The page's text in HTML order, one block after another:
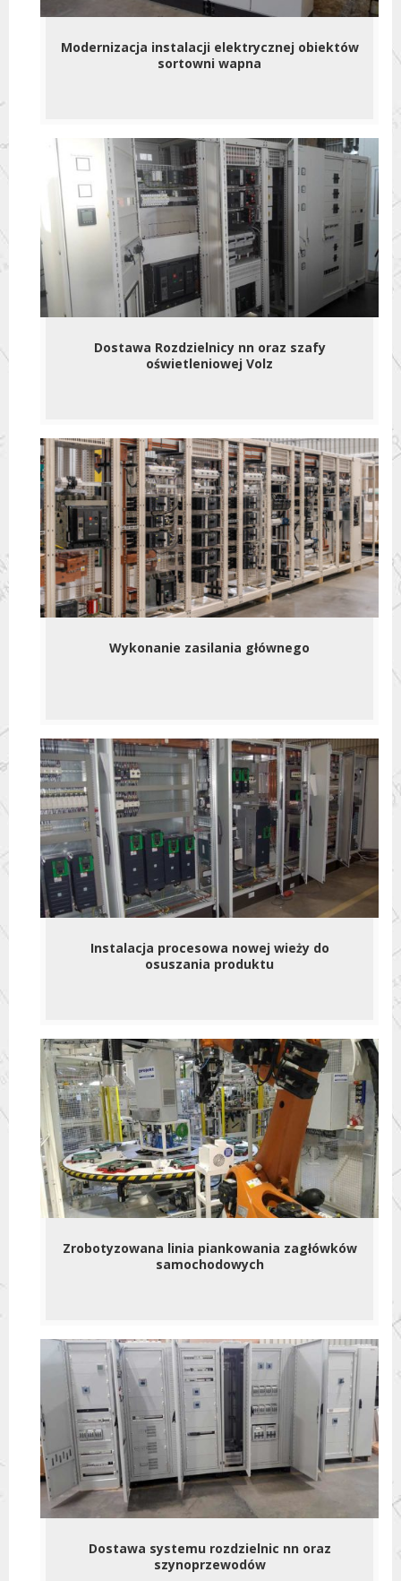
Modernizacja instalacji elektrycznej obiektów
sortowni wapna
Dostawa Rozdzielnicy nn oraz szafy
oświetleniowej Volz
Wykonanie zasilania głównego
Instalacja procesowa nowej wieży do
osuszania produktu
Zrobotyzowana linia piankowania zagłówków
samochodowych
Dostawa systemu rozdzielnic nn oraz
szynoprzewodów